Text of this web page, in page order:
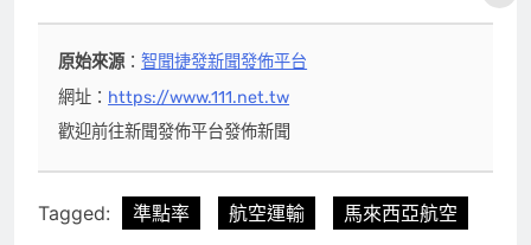
原始來源：智聞捷發新聞發佈平台
網址： https://www.111.net.tw
歡迎前往新聞發佈平台發佈新聞
Tagged: 準點率 航空運輸 馬來西亞航空